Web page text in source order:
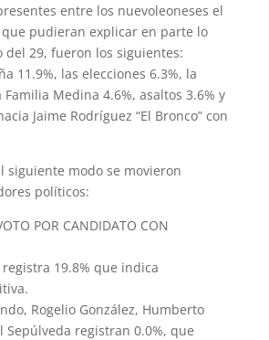
entre los nuevoleoneses el
pudieran explicar en parte lo
del 29, fueron los siguientes:
11.9%, las elecciones 6.3%, la
Medina 4.6%, asaltos 3.6% y
Jaime Rodríguez “El Bronco” con
siguiente modo se movieron
políticos:
POR CANDIDATO CON
registra 19.8% que indica
Rogelio González, Humberto
Sepúlveda registran 0.0%, que